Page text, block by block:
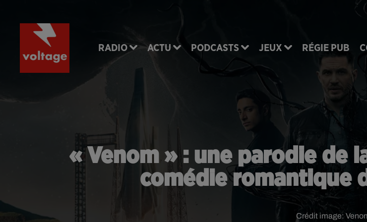
RADIO ACTU PODCASTS JEUX RÉGIE PUB
« Venom » : une parodie de
comédie romantique
Crédit image: